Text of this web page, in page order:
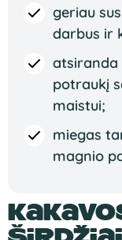
geriau
darbus ir
atsiranda
potraukį
maistui;
miegas
magnio